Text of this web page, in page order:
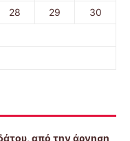
28 29
30
από την άρνηση